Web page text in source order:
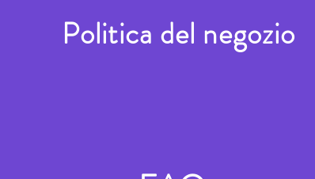
Politica del negozio